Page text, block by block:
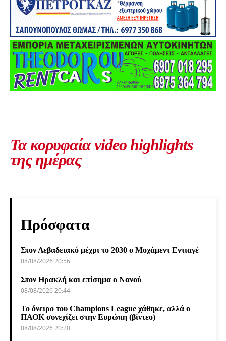
Τα κορυφαία video highlights
της ημέρας
Πρόσφατα
Στον Λεβαδειακό μέχρι το 2030 ο Μοχάμεντ Εντιαγέ
08/08/2026 20:56
Στον Ηρακλή και επίσημα ο Νανού
08/08/2026 20:44
Το όνειρο του Champions League χάθηκε, αλλά ο
ΠΑΟΚ συνεχίζει στην Ευρώπη (βίντεο)
08/08/2026 20:20